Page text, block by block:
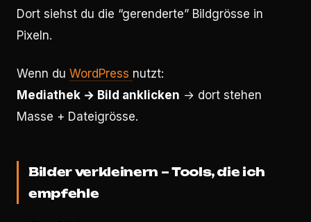
Dort siehst du die “gerenderte” Bildgrösse in
Pixeln.
Wenn du WordPress nutzt:
Mediathek → Bild anklicken → dort stehen
Masse + Dateigrösse.
Bilder verkleinern – Tools, die ich
empfehle